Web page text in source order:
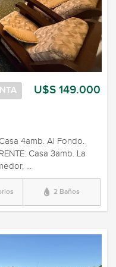
U$S 149.000
4amb. Al Fondo.
Casa 3amb. La
...
2 Baños